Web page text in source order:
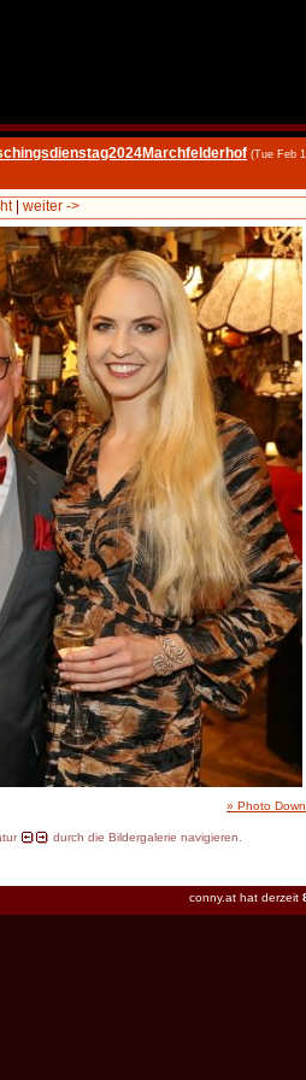
(Tue Feb
| weiter ->
» Photo
durch die Bildergalerie navigieren.
conny.at hat derzeit